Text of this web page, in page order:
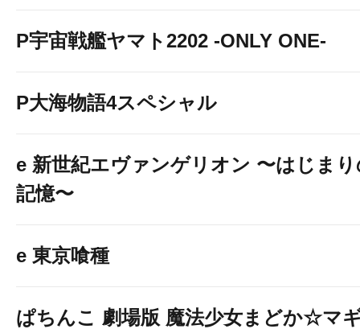
P宇宙戦艦ヤマト2202 -ONLY ONE-
P大海物語4スペシャル
e 新世紀エヴァンゲリオン 〜はじま
記憶〜
e 東京喰種
ぱちんこ 劇場版 魔法少女まどか☆マ